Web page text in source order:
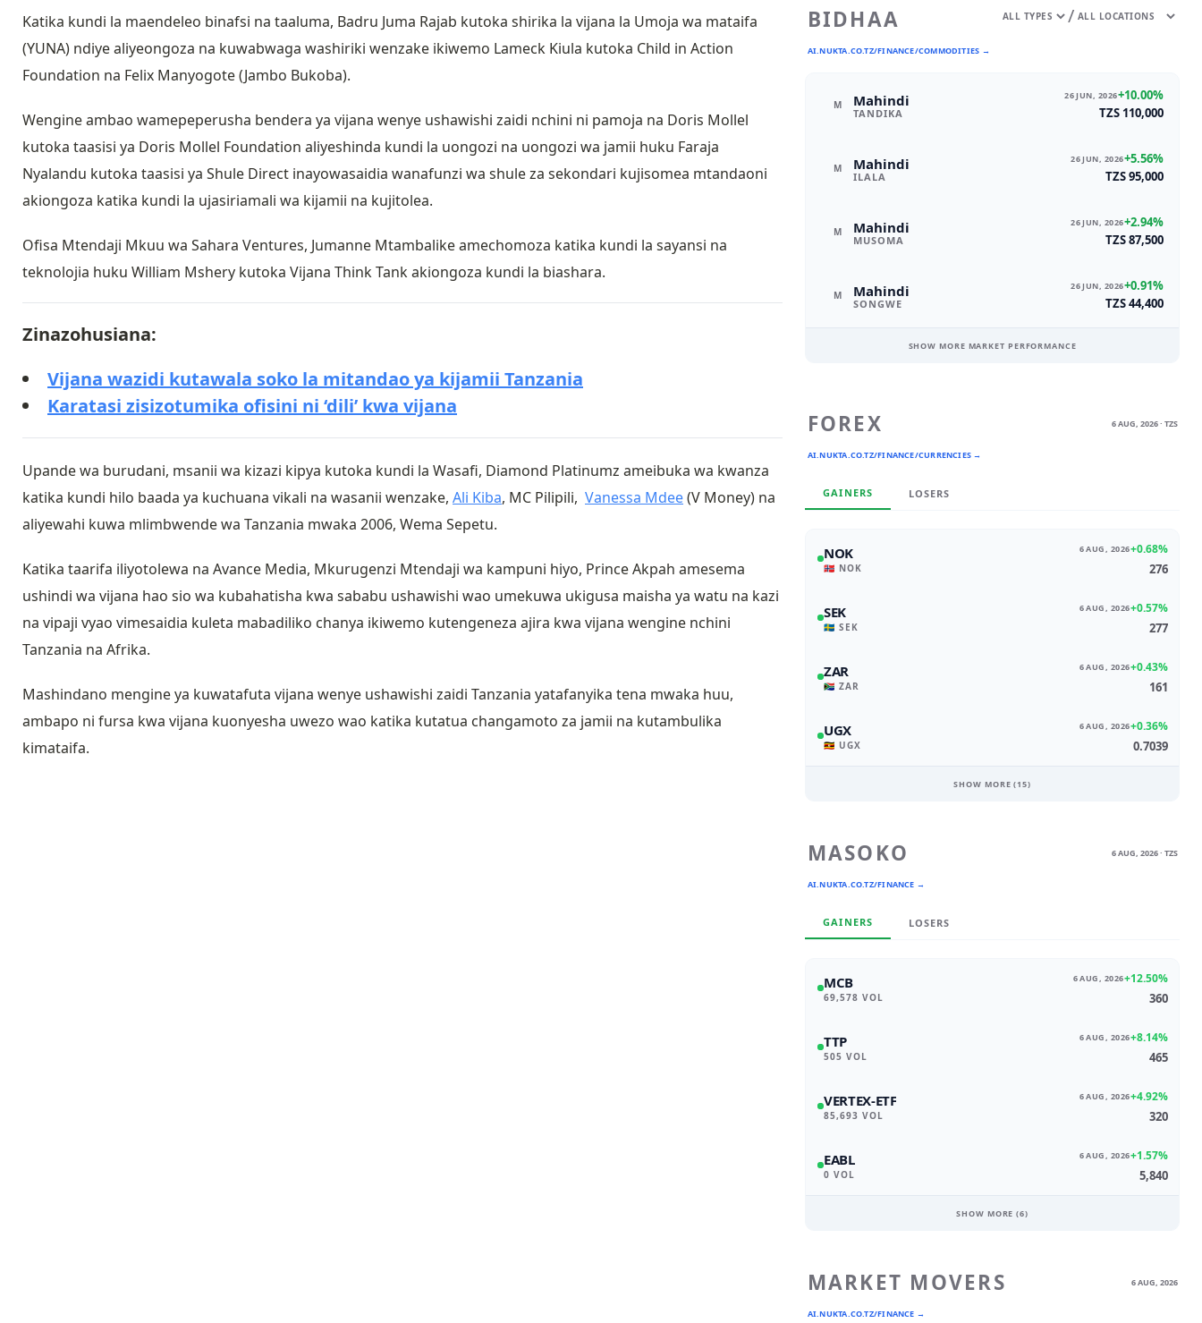
Katika kundi la maendeleo binafsi na taaluma, Badru Juma Rajab kutoka shirika la vijana la Umoja wa mataifa
(YUNA) ndiye aliyeongoza na kuwabwaga washiriki wenzake ikiwemo Lameck Kiula kutoka Child in Action
Foundation na Felix Manyogote (Jambo Bukoba).
Wengine ambao wamepeperusha bendera ya vijana wenye ushawishi zaidi nchini ni pamoja na Doris Mollel
kutoka taasisi ya Doris Mollel Foundation aliyeshinda kundi la uongozi na uongozi wa jamii huku Faraja
Nyalandu kutoka taasisi ya Shule Direct inayowasaidia wanafunzi wa shule za sekondari kujisomea mtandaoni
akiongoza katika kundi la ujasiriamali wa kijamii na kujitolea.
Ofisa Mtendaji Mkuu wa Sahara Ventures, Jumanne Mtambalike amechomoza katika kundi la sayansi na
teknolojia huku William Mshery kutoka Vijana Think Tank akiongoza kundi la biashara.
Zinazohusiana:
Vijana wazidi kutawala soko la mitandao ya kijamii Tanzania
Karatasi zisizotumika ofisini ni ‘dili’ kwa vijana
Upande wa burudani, msanii wa kizazi kipya kutoka kundi la Wasafi, Diamond Platinumz ameibuka wa kwanza
katika kundi hilo baada ya kuchuana vikali na wasanii wenzake, Ali Kiba, MC Pilipili, Vanessa Mdee(V Money) na
aliyewahi kuwa mlimbwende wa Tanzania mwaka 2006, Wema Sepetu.
Katika taarifa iliyotolewa na Avance Media, Mkurugenzi Mtendaji wa kampuni hiyo, Prince Akpah amesema
ushindi wa vijana hao sio wa kubahatisha kwa sababu ushawishi wao umekuwa ukigusa maisha ya watu na kazi
na vipaji vyao vimesaidia kuleta mabadiliko chanya ikiwemo kutengeneza ajira kwa vijana wengine nchini
Tanzania na Afrika.
Mashindano mengine ya kuwatafuta vijana wenye ushawishi zaidi Tanzania yatafanyika tena mwaka huu,
ambapo ni fursa kwa vijana kuonyesha uwezo wao katika kutatua changamoto za jamii na kutambulika
kimataifa.
BIDHAA
AI.NUKTA.CO.TZ/FINANCE/COMMODITIES →
/
M Mahindi
TANDIKA
26 JUN, 2026+10.00%
TZS 110,000
M Mahindi
ILALA
26 JUN, 2026+5.56%
TZS 95,000
M Mahindi
MUSOMA
26 JUN, 2026+2.94%
TZS 87,500
M Mahindi
SONGWE
26 JUN, 2026+0.91%
TZS 44,400
SHOW MORE MARKET PERFORMANCE
FOREX
AI.NUKTA.CO.TZ/FINANCE/CURRENCIES →
6 AUG, 2026 · TZS
GAINERS LOSERS
NOK
🇳🇴 NOK
6 AUG, 2026+0.68%
276
SEK
🇸🇪 SEK
6 AUG, 2026+0.57%
277
ZAR
🇿🇦 ZAR
6 AUG, 2026+0.43%
161
UGX
🇺🇬 UGX
6 AUG, 2026+0.36%
0.7039
SHOW MORE (15)
MASOKO
AI.NUKTA.CO.TZ/FINANCE →
6 AUG, 2026 · TZS
GAINERS LOSERS
MCB
69,578 VOL
6 AUG, 2026+12.50%
360
TTP
505 VOL
6 AUG, 2026+8.14%
465
VERTEX-ETF
85,693 VOL
6 AUG, 2026+4.92%
320
EABL
0 VOL
6 AUG, 2026+1.57%
5,840
SHOW MORE (6)
MARKET MOVERS
AI.NUKTA.CO.TZ/FINANCE →
6 AUG, 2026